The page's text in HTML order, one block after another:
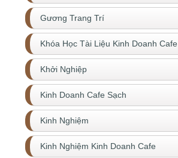
Gương Trang Trí
Khóa Học Tài Liệu Kinh Doanh Cafe
Khởi Nghiệp
Kinh Doanh Cafe Sạch
Kinh Nghiệm
Kinh Nghiệm Kinh Doanh Cafe